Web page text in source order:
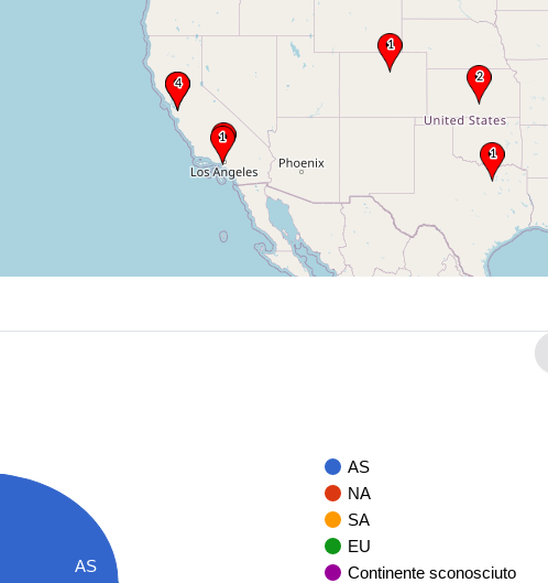
AS
NA
SA
EU
Continente sconosciuto
AS